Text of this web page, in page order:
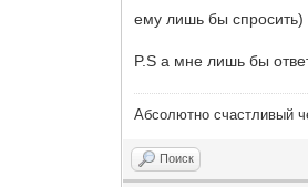
ему лишь бы спросить)
P.S а мне лишь бы
Абсолютно счастливый
Поиск